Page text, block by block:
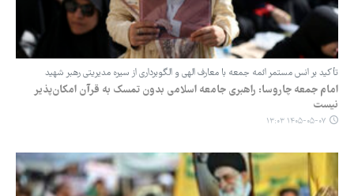
تأکید بر انس مستمر ائمه جمعه با معارف الهی و الگوبرداری از سیره مدیریتی رهبر شهید
امام جمعه چاروسا: راهبری جامعه اسلامی بدون تمسک به قرآن امکان‌پذیر
نیست
۱۴۰۵-۰۵-۰۷ ۱۳:۰۳